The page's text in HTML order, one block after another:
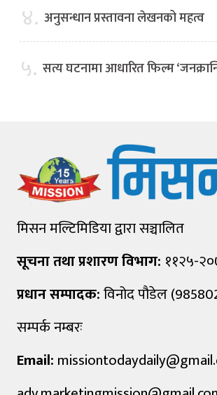
४. अनुसन्धान प्रस्तावना लेखनको महत्व
५. सत्य घटनामा आधारित फिल्म
मिसन मल्टिमिडिया द्वारा सञ्चालित
सूचना तथा प्रशारण विभाग: ११२५-
प्रधान सम्पादक:विनोद पौडेल
सम्पर्क नम्बरः
Email: